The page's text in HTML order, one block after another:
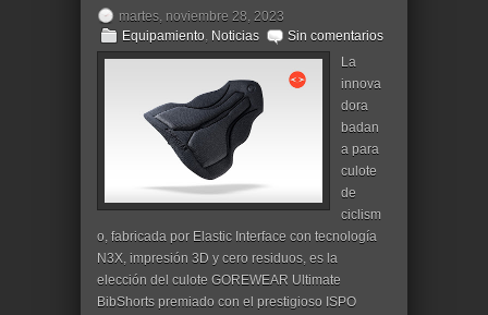
martes, noviembre 28, 2023
Equipamiento, Noticias
Sin comentarios
La
innova
dora
badan
a para
culote
de
ciclism
o, fabricada por Elastic Interface con tecnología
N3X, impresión 3D y cero residuos, es la
elección del culote GOREWEAR Ultimate
BibShorts premiado con el prestigioso ISPO